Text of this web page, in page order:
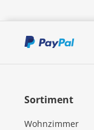
Sortiment
Wohnzimmer